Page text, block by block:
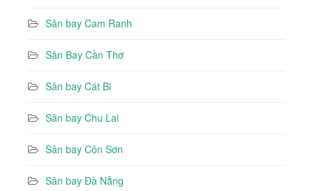
Sân bay Cam Ranh
Sân Bay Cần Thơ
Sân bay Cát Bi
Sân bay Chu Lai
Sân bay Côn Sơn
Sân bay Đà Nẵng